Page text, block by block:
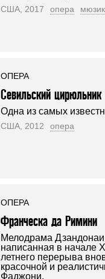
США, 2017 опера
ОПЕРА
Севильский цирюльник
Одна из самых
США, 2012 опера
ОПЕРА
Франческа да Римини
Мелодрама
написанная в начале
летнего перерыва
красочной и
Фаджони.